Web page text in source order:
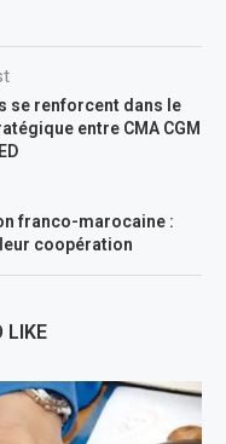
se renforcent dans le
entre CMA CGM
franco-marocaine :
leur coopération
LIKE